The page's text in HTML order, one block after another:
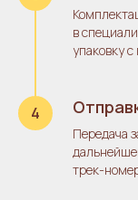
в
упаковку
Передача
трек-